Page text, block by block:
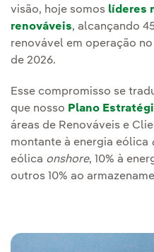
visão, hoje somos líderes
renováveis, alcançando
renovável em operação
de 2026.
Esse compromisso se
que nosso Plano
áreas de Renováveis e
montante à energia eólica
eólica onshore, 10% à
outros 10% ao